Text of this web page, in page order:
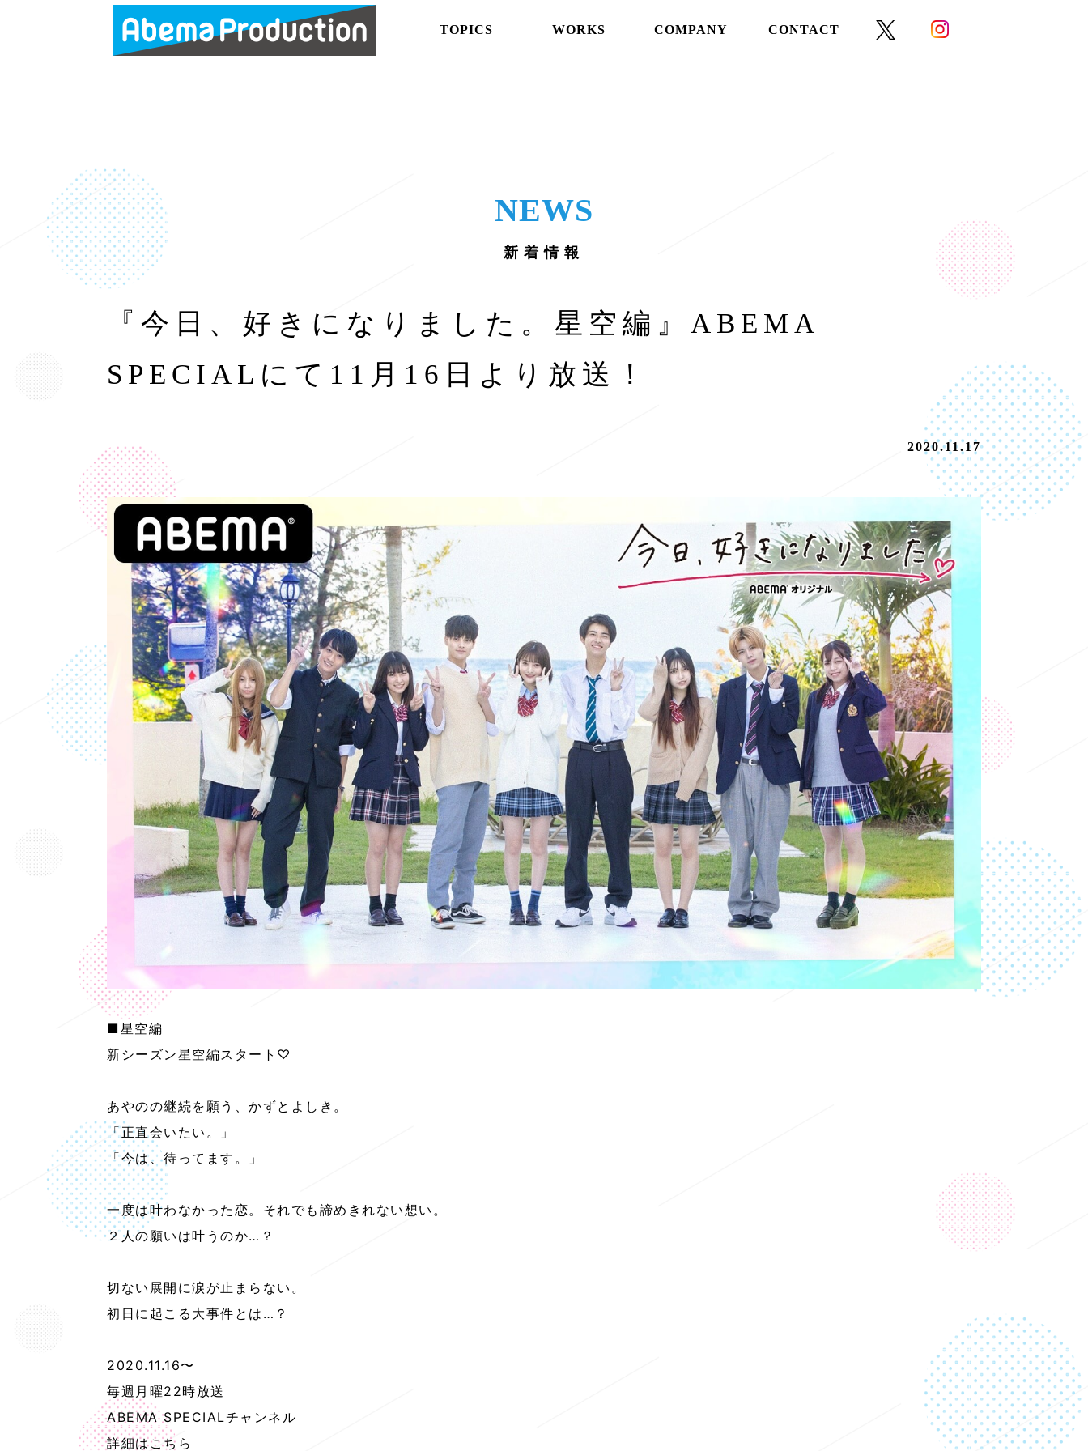
TOPICS WORKS COMPANY CONTACT
NEWS
新着情報
『今日、好きになりました。星空編』ABEMA
SPECIALにて11月16日より放送！
2020.11.17
■星空編
新シーズン星空編スタート♡
あやのの継続を願う、かずとよしき。
「正直会いたい。」
「今は、待ってます。」
一度は叶わなかった恋。それでも諦めきれない想い。
２人の願いは叶うのか…？
切ない展開に涙が止まらない。
初日に起こる大事件とは…？
2020.11.16〜
毎週月曜22時放送
ABEMA SPECIALチャンネル
詳細はこちら